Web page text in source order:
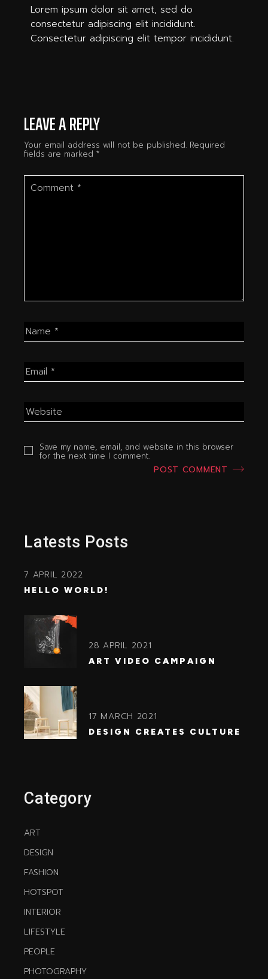
Lorem ipsum dolor sit amet, sed do
consectetur adipiscing elit incididunt.
Consectetur adipiscing elit tempor incididunt.
LEAVE A REPLY
Your email address will not be published. Required
fields are marked*
Save my name, email, and website in this browser
for the next time I comment.
POST COMMENT
Latests Posts
7 APRIL 2022
HELLO WORLD!
28 APRIL 2021
ART VIDEO CAMPAIGN
17 MARCH 2021
DESIGN CREATES CULTURE
Category
ART
DESIGN
FASHION
HOTSPOT
INTERIOR
LIFESTYLE
PEOPLE
PHOTOGRAPHY